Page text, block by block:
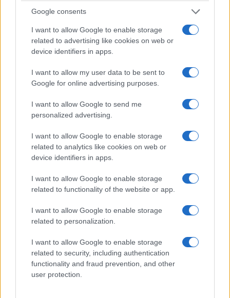
Google consents
I want to allow Google to enable storage
related to advertising like cookies on web or
device identifiers in apps.
I want to allow my user data to be sent to
Google for online advertising purposes.
I want to allow Google to send me
personalized advertising.
I want to allow Google to enable storage
related to analytics like cookies on web or
device identifiers in apps.
I want to allow Google to enable storage
related to functionality of the website or app.
I want to allow Google to enable storage
related to personalization.
I want to allow Google to enable storage
related to security, including authentication
functionality and fraud prevention, and other
user protection.